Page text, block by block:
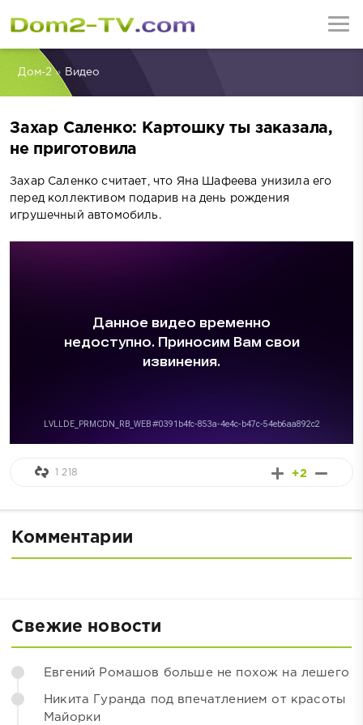
Дом-2» Видео
Захар Саленко: Картошку ты заказала,
не приготовила
Захар Саленко считает, что Яна Шафеева унизила его
перед коллективом подарив на день рождения
игрушечный автомобиль.
+2
1 218
Комментарии
Свежие новости
Евгений Ромашов больше не похож на лешего
Никита Гуранда под впечатлением от красоты
Майорки